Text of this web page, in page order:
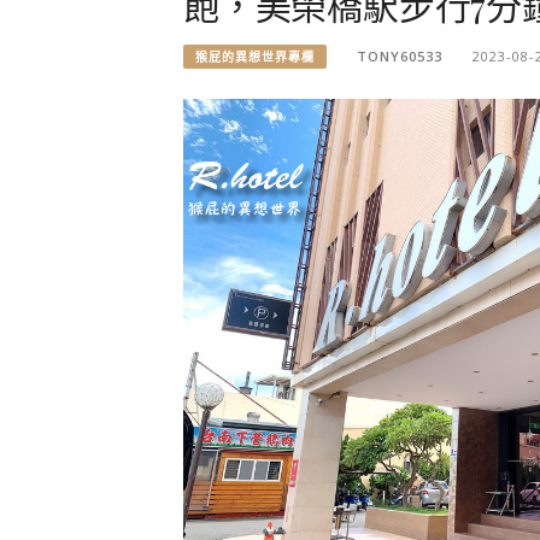
猴屁的異想世界專欄 TONY60533 2023-08-